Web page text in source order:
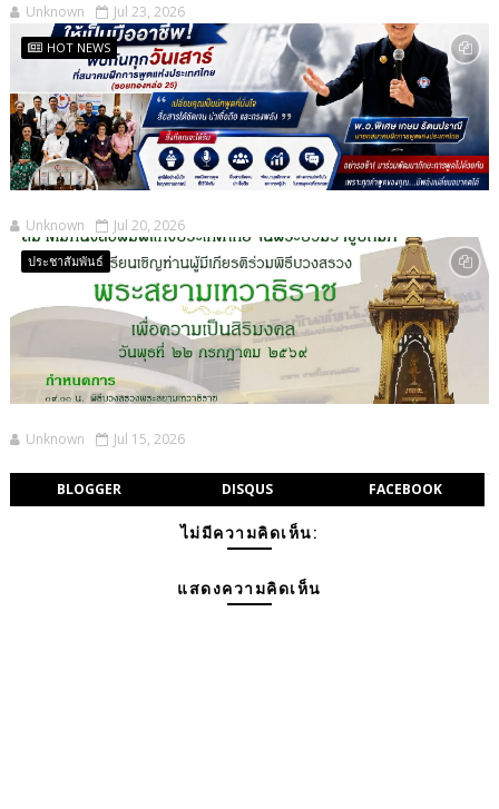
Unknown Jul 23, 2026
HOT NEWS
Unknown Jul 20, 2026
ประชาสัมพันธ์
Unknown Jul 15, 2026
BLOGGER DISQUS FACEBOOK
ไม่มีความคิดเห็น:
แสดงความคิดเห็น